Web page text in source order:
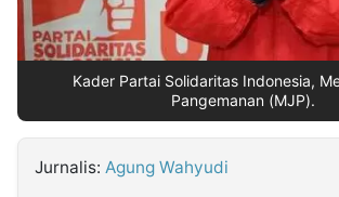
Kader Partai Solidaritas Indonesia,
Pangemanan (MJP).
Jurnalis: Agung Wahyudi